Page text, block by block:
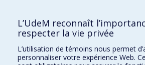
Montréal (Québec) H3T 1J4
Courriel : secretariat-general@umontreal.ca
Admission
L’UdeM reconnaît
respecter la vie privée
L’utilisation de témoins nous permet
personnaliser votre expérience Web.